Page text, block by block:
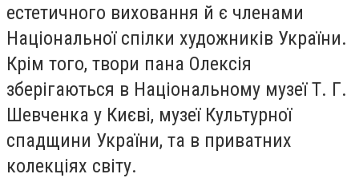
естетичного виховання й є членами
Національної спілки художників України.
Крім того, твори пана Олексія
зберігаються в Національному музеї Т. Г.
Шевченка у Києві, музеї Культурної
спадщини України, та в приватних
колекціях світу.